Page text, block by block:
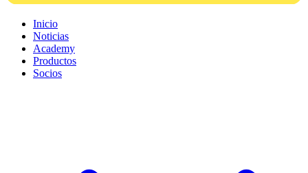
Inicio
Noticias
Academy
Productos
Socios